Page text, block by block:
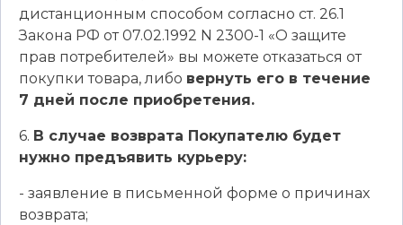
дистанционным способом согласно ст. 26.1
Закона РФ от 07.02.1992 N 2300-1 «О защите
прав потребителей» вы можете отказаться от
покупки товара, либо вернуть его в течение
7 дней после приобретения.
6. В случае возврата Покупателю будет
нужно предъявить курьеру:
- заявление в письменной форме о причинах
возврата;